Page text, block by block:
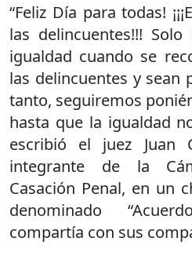
“Feliz Día para todas!
las delincuentes!!!
igualdad cuando se
las delincuentes y sean
tanto, seguiremos
hasta que la igualdad
escribió el juez Juan
integrante de la
Casación Penal, en un
denominado
compartía con sus